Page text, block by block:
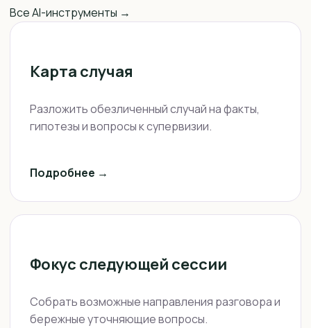
Все AI-инструменты →
Карта случая
Разложить обезличенный случай на факты,
гипотезы и вопросы к супервизии.
Подробнее →
Фокус следующей сессии
Собрать возможные направления разговора и
бережные уточняющие вопросы.